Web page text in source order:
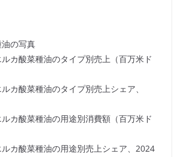
油の写真
ルカ酸菜種油のタイプ別売上（百万米ド
カ酸菜種油のタイプ別売上シェア、
ルカ酸菜種油の用途別消費額（百万米ド
ルカ酸菜種油の用途別売上シェア、2024